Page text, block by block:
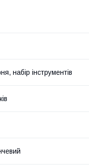
набір інструментів